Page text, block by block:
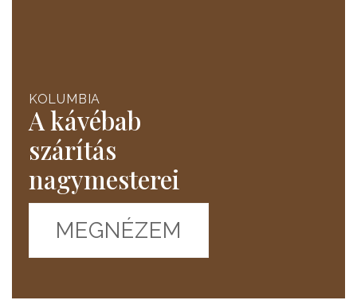
KOLUMBIA
A kávébab
szárítás
nagymesterei
MEGNÉZEM